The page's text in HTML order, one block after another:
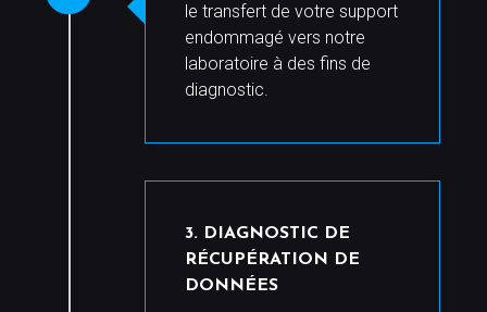
le transfert de votre support
endommagé vers notre
laboratoire à des fins de
diagnostic.
3. DIAGNOSTIC DE
RÉCUPÉRATION DE
DONNÉES